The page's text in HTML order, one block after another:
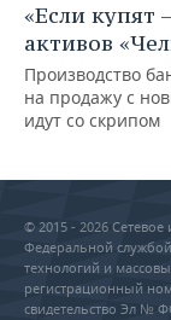
«Если купят
активов
Производство
на продажу с
идут со скрипом
© 2015 - 2026
Федеральной
технологий и
регистрационный
свидетельство Эл №